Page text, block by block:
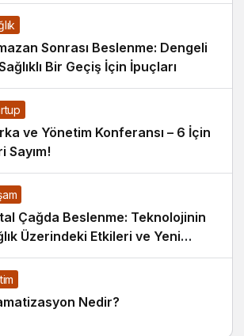
Sonrası Beslenme: Dengeli
Bir Geçiş İçin İpuçları
ve Yönetim Konferansı – 6 İçin
Sayım!
Çağda Beslenme: Teknolojinin
Üzerindeki Etkileri ve Yeni
Nedir?